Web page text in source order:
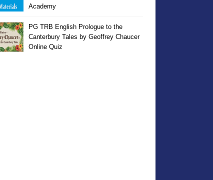
Academy
PG TRB English Prologue to the
Canterbury Tales by Geoffrey Chaucer
Online Quiz